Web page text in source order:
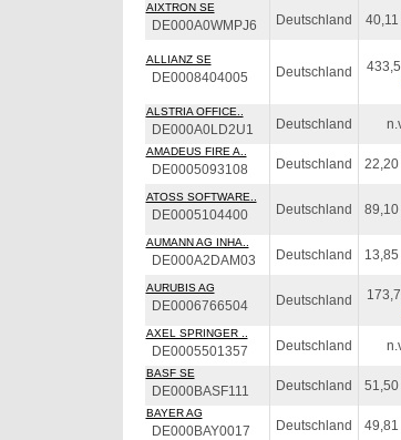
AIXTRON SE
DE000A0WMPJ6 Deutschland
ALLIANZ SE
DE0008404005 Deutschland
ALSTRIA OFFICE..
DE000A0LD2U1 Deutschland
AMADEUS FIRE A..
DE0005093108 Deutschland 22,20
ATOSS SOFTWARE..
DE0005104400 Deutschland 89,10
AUMANN AG INHA..
DE000A2DAM03 Deutschland
AURUBIS AG
DE0006766504 Deutschland
AXEL SPRINGER ..
DE0005501357 Deutschland
BASF SE
DE000BASF111 Deutschland 51,50
BAYER AG
DE000BAY0017 Deutschland 49,81